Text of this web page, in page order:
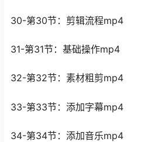
30-第30节：剪辑流程mp4
31-第31节：基础操作mp4
32-第32节：素材粗剪mp4
33-第33节：添加字幕mp4
34-第34节：添加音乐mp4